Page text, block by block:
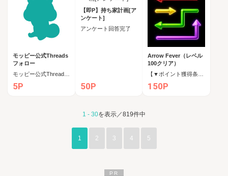
モッピー公式Threads
フォロー
5P
【即P】持ち家計画[ア
ンケート]
アンケート回答完了
50P
Arrow Fever（レベル
100クリア）
150P
1 - 30を表示／819件中
1 2 3 4 5